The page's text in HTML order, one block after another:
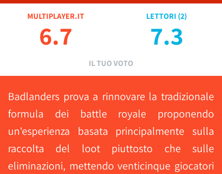
MULTIPLAYER.IT
6.7
LETTORI (2)
7.3
IL TUO VOTO
Badlanders prova a rinnovare la tradizionale
formula dei battle royale proponendo
un'esperienza basata principalmente sulla
raccolta del loot piuttosto che sulle
eliminazioni, mettendo venticinque giocatori